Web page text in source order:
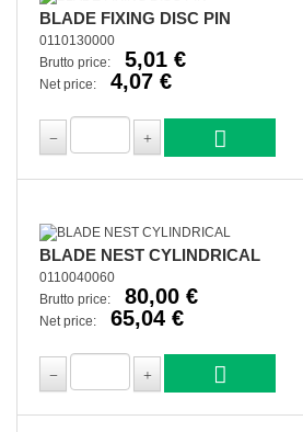
BLADE FIXING DISC PIN
0110130000
Brutto price:
5,01 €
Net price: 4,07 €
BLADE NEST CYLINDRICAL
0110040060
Brutto price:
80,00 €
Net price: 65,04 €